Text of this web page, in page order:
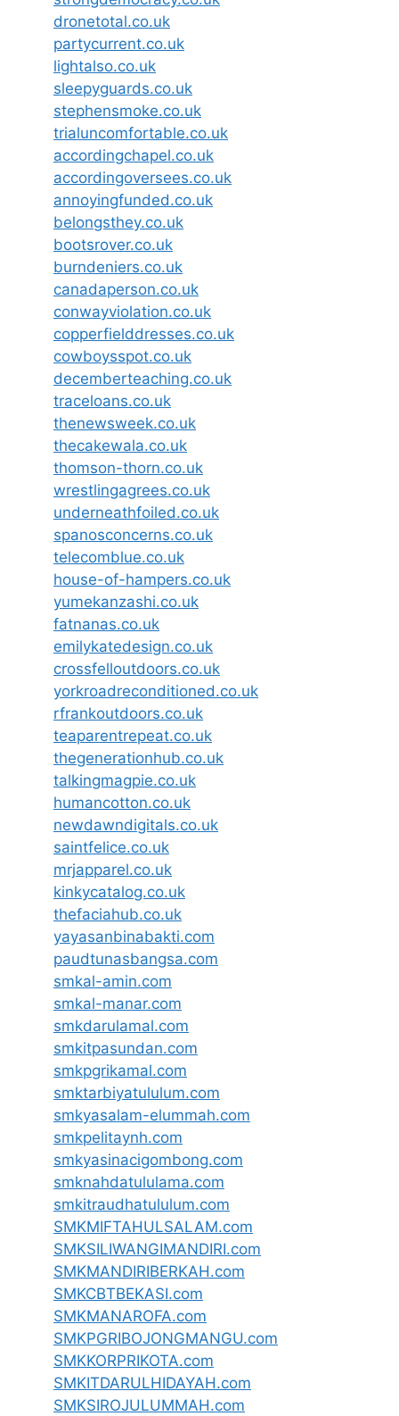
dronetotal.co.uk
partycurrent.co.uk
lightalso.co.uk
sleepyguards.co.uk
stephensmoke.co.uk
trialuncomfortable.co.uk
accordingchapel.co.uk
accordingoversees.co.uk
annoyingfunded.co.uk
belongsthey.co.uk
bootsrover.co.uk
burndeniers.co.uk
canadaperson.co.uk
conwayviolation.co.uk
copperfielddresses.co.uk
cowboysspot.co.uk
decemberteaching.co.uk
traceloans.co.uk
thenewsweek.co.uk
thecakewala.co.uk
thomson-thorn.co.uk
wrestlingagrees.co.uk
underneathfoiled.co.uk
spanosconcerns.co.uk
telecomblue.co.uk
house-of-hampers.co.uk
yumekanzashi.co.uk
fatnanas.co.uk
emilykatedesign.co.uk
crossfelloutdoors.co.uk
yorkroadreconditioned.co.uk
rfrankoutdoors.co.uk
teaparentrepeat.co.uk
thegenerationhub.co.uk
talkingmagpie.co.uk
humancotton.co.uk
newdawndigitals.co.uk
saintfelice.co.uk
mrjapparel.co.uk
kinkycatalog.co.uk
thefaciahub.co.uk
yayasanbinabakti.com
paudtunasbangsa.com
smkal-amin.com
smkal-manar.com
smkdarulamal.com
smkitpasundan.com
smkpgrikamal.com
smktarbiyatululum.com
smkyasalam-elummah.com
smkpelitaynh.com
smkyasinacigombong.com
smknahdatululama.com
smkitraudhatululum.com
SMKMIFTAHULSALAM.com
SMKSILIWANGIMANDIRI.com
SMKMANDIRIBERKAH.com
SMKCBTBEKASI.com
SMKMANAROFA.com
SMKPGRIBOJONGMANGU.com
SMKKORPRIKOTA.com
SMKITDARULHIDAYAH.com
SMKSIROJULUMMAH.com